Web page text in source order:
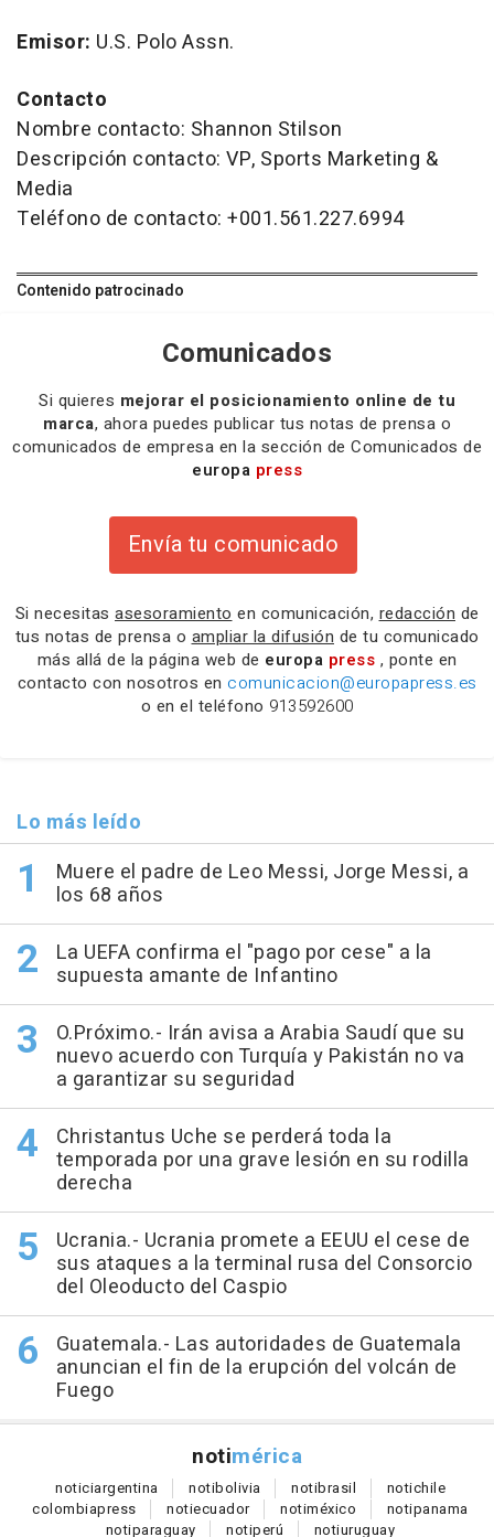
Emisor: U.S. Polo Assn.
Contacto
Nombre contacto: Shannon Stilson
Descripción contacto: VP, Sports Marketing &
Media
Teléfono de contacto: +001.561.227.6994
Contenido patrocinado
Comunicados
Si quieres mejorar el posicionamiento online de tu
marca, ahora puedes publicar tus notas de prensa o
comunicados de empresa en la sección de Comunicados de
europa press
Envía tu comunicado
Si necesitas asesoramiento en comunicación, redacción de
tus notas de prensa o ampliar la difusión de tu comunicado
más allá de la página web de europa press , ponte en
contacto con nosotros en comunicacion@europapress.es
o en el teléfono 913592600
Lo más leído
Muere el padre de Leo Messi, Jorge Messi, a
los 68 años
La UEFA confirma el "pago por cese" a la
supuesta amante de Infantino
O.Próximo.- Irán avisa a Arabia Saudí que su
nuevo acuerdo con Turquía y Pakistán no va
a garantizar su seguridad
Christantus Uche se perderá toda la
temporada por una grave lesión en su rodilla
derecha
Ucrania.- Ucrania promete a EEUU el cese de
sus ataques a la terminal rusa del Consorcio
del Oleoducto del Caspio
Guatemala.- Las autoridades de Guatemala
anuncian el fin de la erupción del volcán de
Fuego
notimérica
noticiargentina notibolivia notibrasil notichile
colombiapress notiecuador notiméxico notipanama
notiparaguay notiperú notiuruguay